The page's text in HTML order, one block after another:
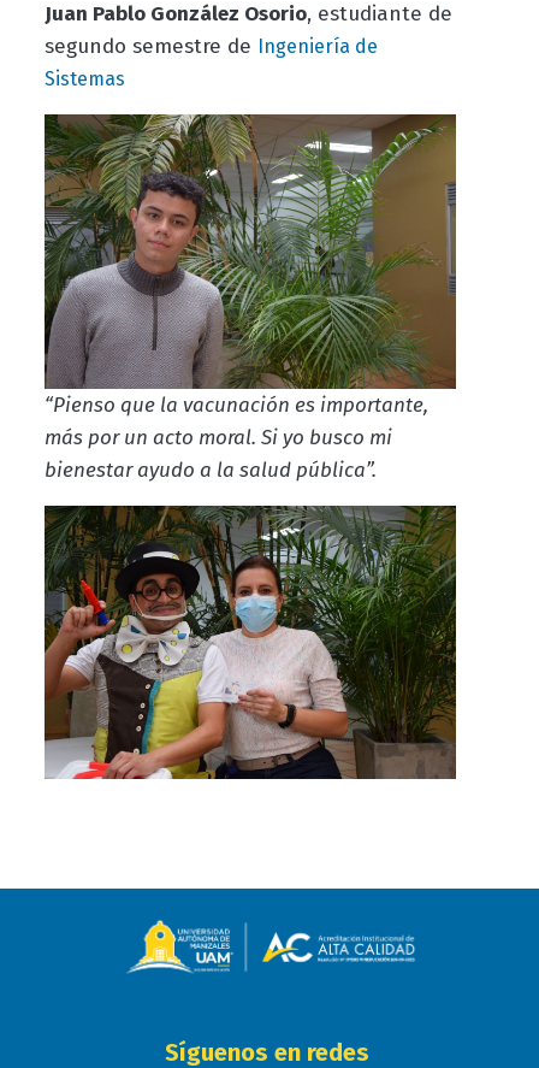
Juan Pablo González Osorio, estudiante de
segundo semestre de
Ingeniería de
Sistemas
“Pienso que la vacunación es importante,
más por un acto moral. Si yo busco mi
bienestar ayudo a la salud pública”.
Síguenos en redes